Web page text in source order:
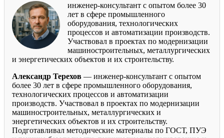
инженер-консультант с опытом более 30
лет в сфере промышленного
оборудования, технологических
процессов и автоматизации производств.
Участвовал в проектах по модернизации
машиностроительных, металлургических
и энергетических объектов и их строительству.
Александр Терехов — инженер-консультант с опытом
более 30 лет в сфере промышленного оборудования,
технологических процессов и автоматизации
производств. Участвовал в проектах по модернизации
машиностроительных, металлургических и
энергетических объектов и их строительству.
Подготавливал методические материалы по ГОСТ, ПУЭ